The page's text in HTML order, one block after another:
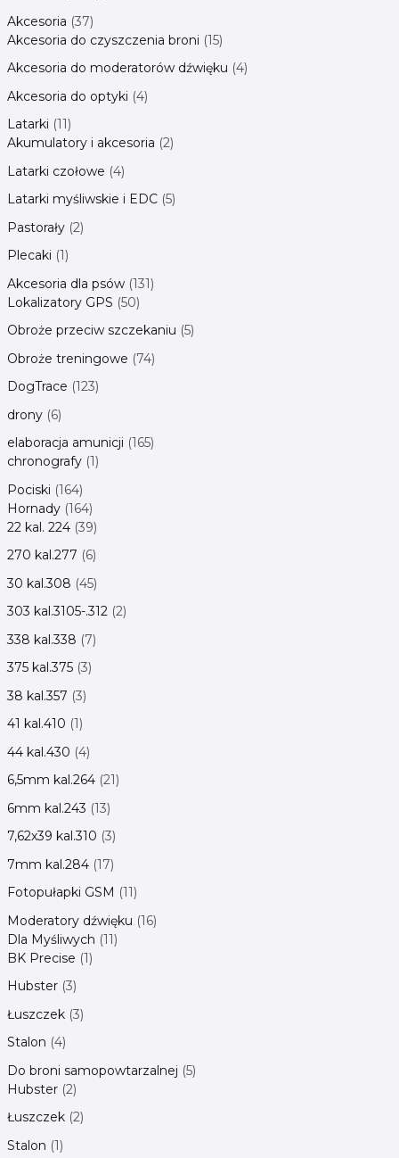
Akcesoria 37
Akcesoria do czyszczenia broni 15
Akcesoria do moderatorów dźwięku 4
Akcesoria do optyki 4
Latarki 11
Akumulatory i akcesoria 2
Latarki czołowe 4
Latarki myśliwskie i EDC 5
Pastorały 2
Plecaki 1
Akcesoria dla psów 131
Lokalizatory GPS 50
Obroże przeciw szczekaniu 5
Obroże treningowe 74
DogTrace 123
drony 6
elaboracja amunicji 165
chronografy 1
Pociski 164
Hornady 164
22 kal. 224 39
270 kal.277 6
30 kal.308 45
303 kal.3105-.312 2
338 kal.338 7
375 kal.375 3
38 kal.357 3
41 kal.410 1
44 kal.430 4
6,5mm kal.264 21
6mm kal.243 13
7,62x39 kal.310 3
7mm kal.284 17
Fotopułapki GSM 11
Moderatory dźwięku 16
Dla Myśliwych 11
BK Precise 1
Hubster 3
Łuszczek 3
Stalon 4
Do broni samopowtarzalnej 5
Hubster 2
Łuszczek 2
Stalon 1